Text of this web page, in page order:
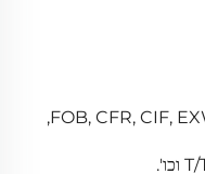
תנאי משלוח מתקבלים: FOB, CFR, CIF, EXW, DDP, DDU,